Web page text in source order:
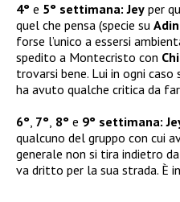
4° e 5° settimana: Jey per
quel che pensa (specie su
forse l’unico a essersi
spedito a Montecristo con
trovarsi bene. Lui in ogni caso
ha avuto qualche critica da
6°, 7°, 8° e 9° settimana:
qualcuno del gruppo con cui
generale non si tira indietro
va dritto per la sua strada. È